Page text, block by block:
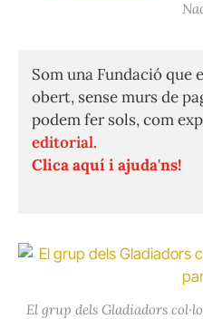
Som una Fundació que
obert, sense murs de
podem fer sols, com
editorial.
Clica aquí i ajuda'ns!
El grup dels Gladiadors